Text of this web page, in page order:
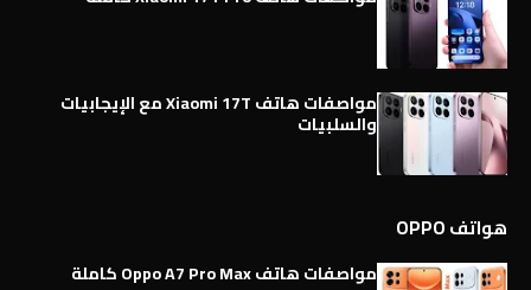
مواصفات هاتف Xiaomi 17T مع الإيجابيات
والسلبيات
هواتف OPPO
مواصفات هاتف Oppo A7 Pro Max كاملة